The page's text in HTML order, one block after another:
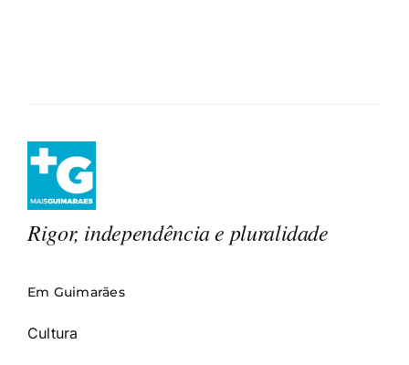
Rigor, independência e pluralidade
Em Guimarães
Cultura